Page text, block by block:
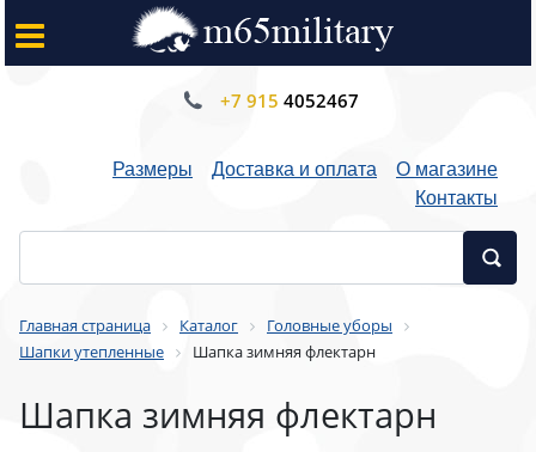
+7 915 4052467
Размеры Доставка и оплата
О магазине
Контакты
Главная страница Каталог
Головные уборы
Шапки утепленные
Шапка зимняя флектарн
Шапка зимняя флектарн